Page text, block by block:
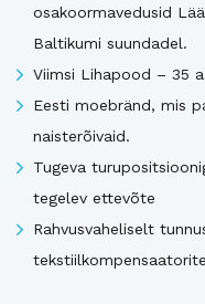
osakoormavedusid
Baltikumi suundadel.
Viimsi Lihapood – 35
Eesti moebränd, mis
naisterõivaid.
Tugeva
tegelev ettevõte
Rahvusvaheliselt